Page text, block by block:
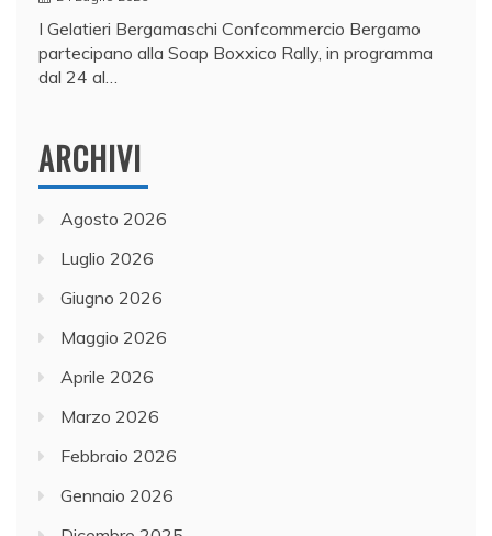
I Gelatieri Bergamaschi Confcommercio Bergamo
partecipano alla Soap Boxxico Rally, in programma
dal 24 al…
ARCHIVI
Agosto 2026
Luglio 2026
Giugno 2026
Maggio 2026
Aprile 2026
Marzo 2026
Febbraio 2026
Gennaio 2026